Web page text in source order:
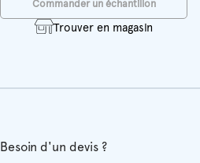
Commander un échantillon
Trouver en magasin
Besoin d'un devis ?